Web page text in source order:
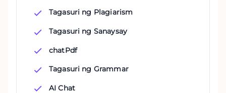
Tagasuri ng Plagiarism
Tagasuri ng Sanaysay
chatPdf
Tagasuri ng Grammar
AI Chat